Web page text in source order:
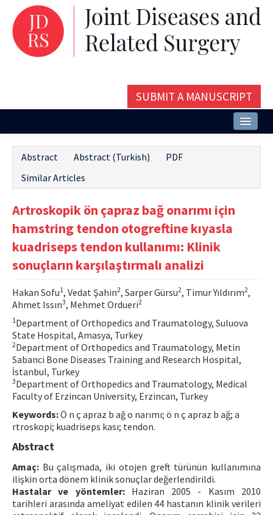
SUBMIT A MANUSCRIPT
Issues and Articles
Editorial Board
Instructions
Aims and Scope
Contact Us
E-ISSN: 2687-4792
Abstract Abstract (Turkish)
PDF
Similar Articles
Artroskopik ön çapraz bağ onarımı için
hamstring tendon otogreftine kıyasla
kuadriseps tendon kullanımı: Klinik
sonuçların karşılaştırmalı analizi
Hakan Sofu1, Vedat Şahin2, Sarper Gürsu2, Timur Yıldırım2,
Ahmet Issın3, Mehmet Ordueri2
1 Department of Orthopedics and Traumatology, Suluova
State Hospital, Amasya, Turkey
2Department of Orthopedics and Traumatology, Metin
Sabanci Bone Diseases Training and Research Hospital,
İstanbul, Turkey
3Department of Orthopedics and Traumatology, Medical
Faculty of Erzincan University, Erzincan, Turkey
Keywords:Ö n ç apraz b ağ o narımı; ö n ç apraz b ağ; a
rtroskopi; kuadriseps kası; tendon.
Abstract
Amaç: Bu çalışmada, iki otojen greft türünün kullanımına
ilişkin orta dönem klinik sonuçlar değerlendirildi.
Hastalar ve yöntemler:Haziran 2005 - Kasım 2010
tarihleri arasında ameliyat edilen 44 hastanın klinik verileri